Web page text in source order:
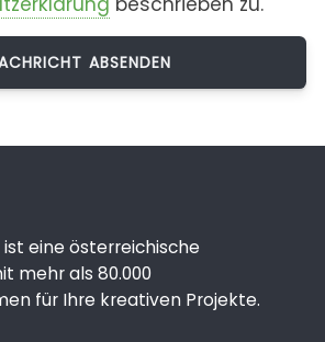
eine österreichische
mehr als 80.000
für Ihre kreativen Projekte.